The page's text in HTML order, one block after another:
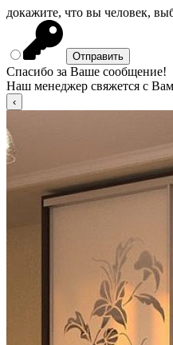
докажите, что вы человек,
Спасибо за Ваше сообщение!
Наш менеджер свяжется с